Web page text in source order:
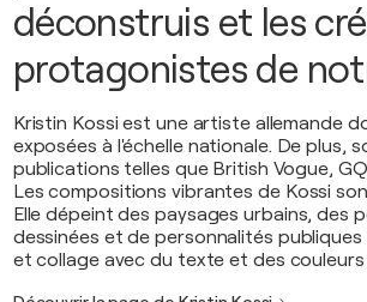
déconstruis et les
protagonistes de
Kristin Kossi est une artiste allemande
exposées à l'échelle nationale. De plus,
publications telles que British Vogue,
Les compositions vibrantes de Kossi
Elle dépeint des paysages urbains, des
dessinées et de personnalités
et collage avec du texte et des couleurs